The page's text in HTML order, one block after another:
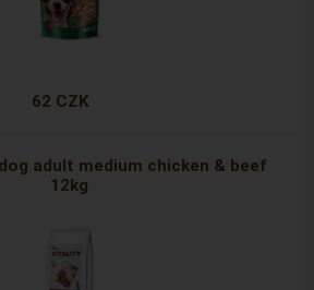
62 CZK
adult medium chicken & beef
12kg